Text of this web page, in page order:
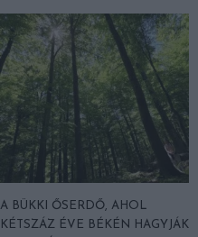
A BÜKKI ŐSERDŐ, AHOL
KÉTSZÁZ ÉVE BÉKÉN HAGYJÁK